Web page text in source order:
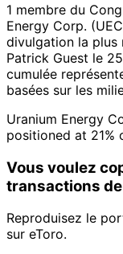
1 membre du
Energy Corp.
divulgation la plus
Patrick Guest le
cumulée
basées sur les
Uranium Energy
positioned at 21%
Vous voulez
transactions de
Reproduisez le
sur eToro.